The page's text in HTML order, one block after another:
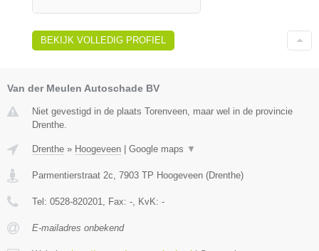
BEKIJK VOLLEDIG PROFIEL
Van der Meulen Autoschade BV
Niet gevestigd in de plaats Torenveen, maar wel in de provincie
Drenthe.
Drenthe » Hoogeveen | Google maps ▼
Parmentierstraat 2c 7903 TP Hoogeveen (Drenthe)
Tel: 0528-820201 , Fax: - , KvK: -
E-mailadres onbekend